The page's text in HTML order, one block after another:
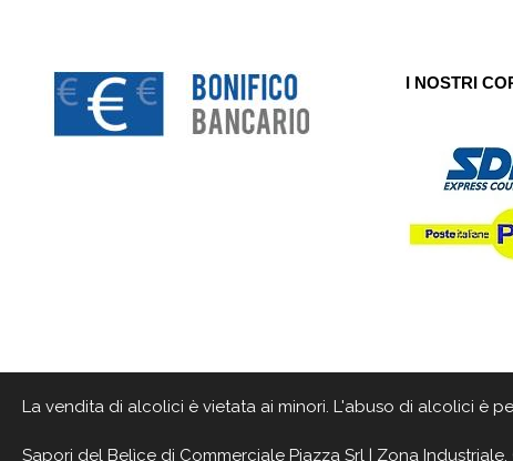
I NOSTRI
La vendita di alcolici è vietata ai minori. L'abuso di alcolici è
Sapori del Belìce di Commerciale Piazza Srl | Zona